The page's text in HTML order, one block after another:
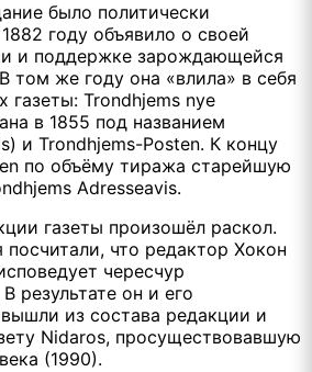
было политически
году объявило о своей
и поддержке зарождающейся
том же году она «влила» в себя
газеты: Trondhjems nye
в 1855 под названием
) и Trondhjems-Posten. К концу
по объёму тиража старейшую
Adresseavis.
газеты произошёл раскол.
что редактор Хокон
чересчур
результате он и его
из состава редакции и
Nidaros, просуществовавшую
(1990).